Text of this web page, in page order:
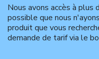
Nous avons accès à
possible que nous
produit que vous
demande de tarif via le